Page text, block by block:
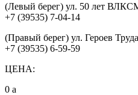
(Левый берег) ул. 50 лет
+7 (39535) 7-04-14
(Правый берег) ул. Героев
+7 (39535) 6-59-59
ЦЕНА:
0 a